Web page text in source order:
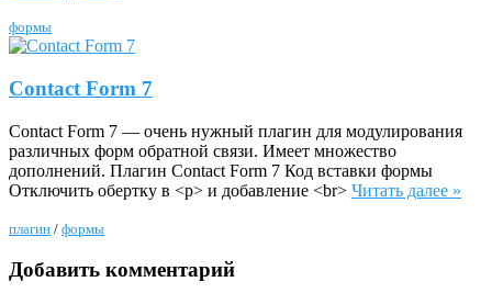
формы
Contact Form 7
Contact Form 7 — очень нужный плагин для модулирования
различных форм обратной связи. Имеет множество
дополнений. Плагин Contact Form 7 Код вставки формы
Отключить обертку в <p> и добавление <br> Читать далее »
плагин / формы
Добавить комментарий